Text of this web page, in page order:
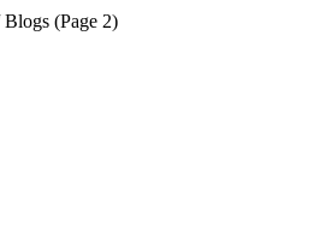
Blogs (Page 2)